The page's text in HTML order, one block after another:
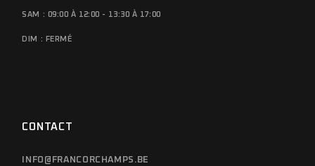
SAM : 09:00 À 12:00 - 13:30 À 17:00
DIM : FERMÉ
CONTACT
INFO@FRANCORCHAMPS.BE